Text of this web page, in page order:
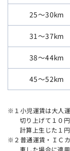
25～30km
31～37km
38～44km
45～52km
※１小児運賃は大人
切り上げて１０
計算上生じた１
※２普通運賃・ＩＣ
車した場合に適